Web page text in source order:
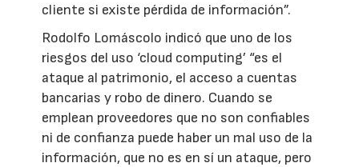
cliente si existe pérdida de información”.
Rodolfo Lomáscolo indicó que uno de los
riesgos del uso ‘cloud computing’ “es el
ataque al patrimonio, el acceso a cuentas
bancarias y robo de dinero. Cuando se
emplean proveedores que no son confiables
ni de confianza puede haber un mal uso de la
información, que no es en sí un ataque, pero